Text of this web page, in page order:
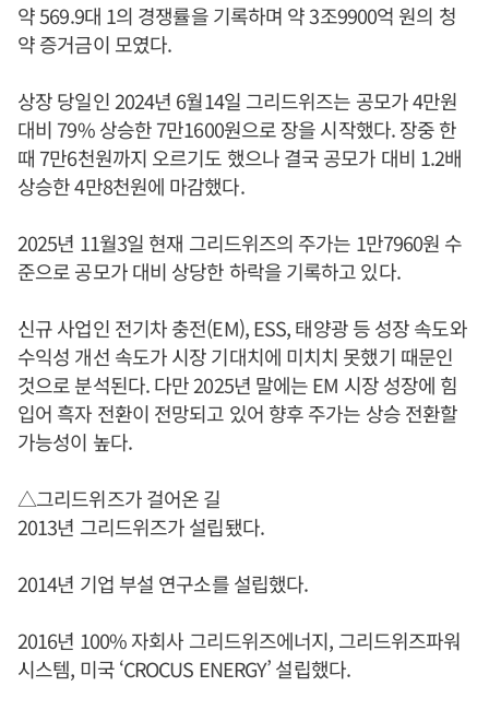
약 569.9대 1의 경쟁률을 기록하며 약 3조9900억 원의 청
약 증거금이 모였다.
상장 당일인 2024년 6월14일 그리드위즈는 공모가 4만원
대비 79% 상승한 7만1600원으로 장을 시작했다. 장중 한
때 7만6천원까지 오르기도 했으나 결국 공모가 대비 1.2배
상승한 4만8천원에 마감했다.
2025년 11월3일 현재 그리드위즈의 주가는 1만7960원 수
준으로 공모가 대비 상당한 하락을 기록하고 있다.
신규 사업인 전기차 충전(EM), ESS, 태양광 등 성장 속도와
수익성 개선 속도가 시장 기대치에 미치치 못했기 때문인
것으로 분석된다. 다만 2025년 말에는 EM 시장 성장에 힘
입어 흑자 전환이 전망되고 있어 향후 주가는 상승 전환할
가능성이 높다.
△그리드위즈가 걸어온 길
2013년 그리드위즈가 설립됐다.
2014년 기업 부설 연구소를 설립했다.
2016년 100% 자회사 그리드위즈에너지, 그리드위즈파워
시스템, 미국 ‘CROCUS ENERGY’ 설립했다.